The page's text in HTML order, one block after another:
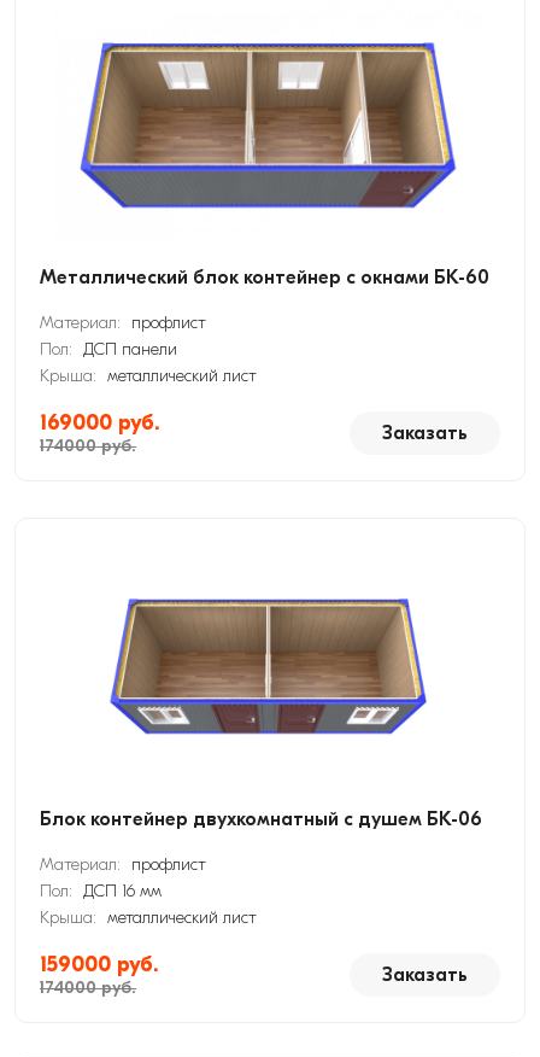
Металлический блок контейнер с окнами БК-60
Материал:
профлист
Пол: ДСП панели
Крыша: металлический лист
169000 руб.
174000 руб.
Заказать
Блок контейнер двухкомнатный с душем БК-06
Материал:
профлист
Пол: ДСП 16 мм
Крыша: металлический лист
159000 руб.
174000 руб.
Заказать